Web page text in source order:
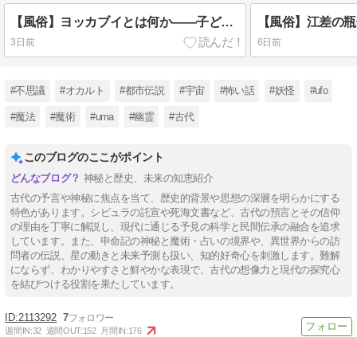
【風俗】ヨッカブイとは何か――子どもをカマスへ入れる水神祭と高橋十八度踊り【鹿児島県】
3日前 6日前
#不思議 #オカルト #都市伝説 #宇宙 #怖い話 #妖怪 #ufo
#魔法 #魔術 #uma #幽霊 #古代
このブログのここがポイント
神秘と歴史、未来の知恵紹介
古代の予言や神秘に焦点を当て、歴史的背景や思想の深層を明らかにする
特色があります。シビュラの託宣や死海文書など、古代の預言とその信仰
の理由を丁寧に解説し、現代に通じる予見の科学と民間伝承の融合を追求
しています。また、申命記の神秘と魔術・占いの境界や、異世界からの訪
問者の伝説、星の動きと未来予測も扱い、知的好奇心を刺激します。難解
にならず、わかりやすさと鮮やかな表現で、古代の想像力と現代の探究心
を結びつける役割を果たしています。
2113292 7
週間IN:32 週間OUT:152 月間IN:176